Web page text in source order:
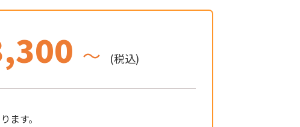
～ (税込)
ます。